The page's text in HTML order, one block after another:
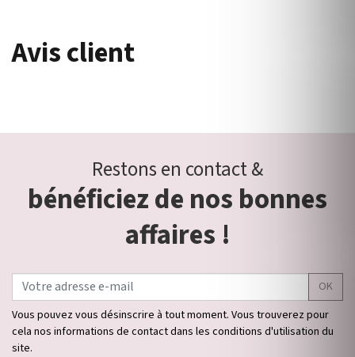
Avis client
Restons en contact &
bénéficiez de nos bonnes
affaires !
OK
Vous pouvez vous désinscrire à tout moment. Vous trouverez pour
cela nos informations de contact dans les conditions d'utilisation du
site.